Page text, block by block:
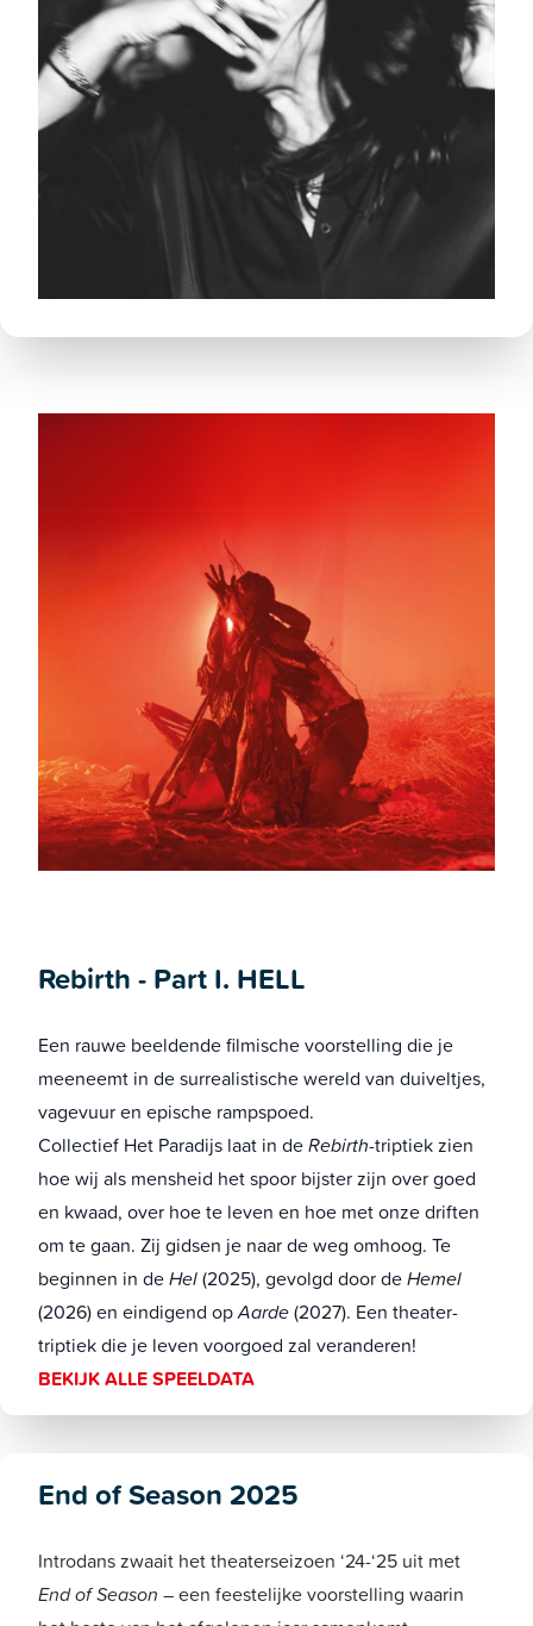
Rebirth - Part I. HELL
Een rauwe beeldende filmische voorstelling die je
meeneemt in de surrealistische wereld van duiveltjes,
vagevuur en epische rampspoed.
Collectief Het Paradijs laat in deRebirth-triptiek zien
hoe wij als mensheid het spoor bijster zijn over goed
en kwaad, over hoe te leven en hoe met onze driften
om te gaan. Zij gidsen je naar de weg omhoog. Te
beginnen in deHel(2025), gevolgd door deHemel
(2026) en eindigend opAarde(2027). Een theater-
triptiek die je leven voorgoed zal veranderen!
BEKIJK ALLE SPEELDATA
End of Season 2025
Introdans zwaait het theaterseizoen ‘24-‘25 uit met
End of Season – een feestelijke voorstelling waarin